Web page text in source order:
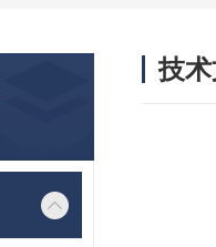
技